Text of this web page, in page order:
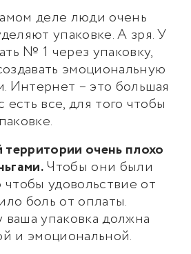
деле люди очень
упаковке. А зря. У
№ 1 через упаковку,
эмоциональную
Интернет – это большая
есть все, для того чтобы
очень плохо
Чтобы они были
удовольствие от
боль от оплаты.
упаковка должна
и эмоциональной.